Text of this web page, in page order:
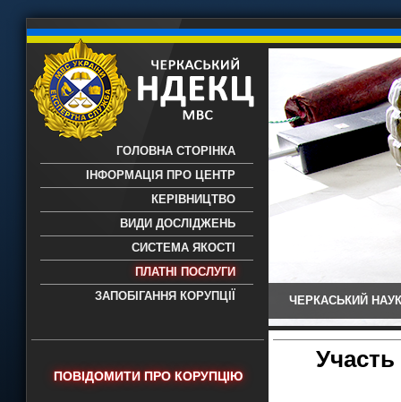
науково-дослідний експертно-
- проведення всих видів судових
експертиз
ГОЛОВНА СТОРІНКА
ІНФОРМАЦІЯ ПРО ЦЕНТР
КЕРІВНИЦТВО
ВИДИ ДОСЛІДЖЕНЬ
СИСТЕМА ЯКОСТІ
ПЛАТНІ ПОСЛУГИ
ЗАПОБІГАННЯ КОРУПЦІЇ
ЧЕРКАСЬКИЙ
ПОВІДОМИТИ ПРО КОРУПЦІЮ